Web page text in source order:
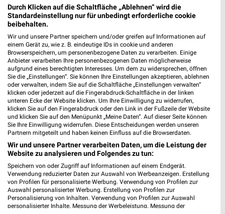
17 Prospekte
Lidl
0,9 km
Angebote ab 03.08.
Noch heute gültig
Lidl
0,9 km
Angebote ab 10.08.
Gültig ab Mo. 10.08.
Durch Klicken auf die Schaltfläche „Ablehnen“ wird die
Standardeinstellung nur für unbedingt erforderliche cookie
beibehalten.
Wir und unsere Partner speichern und/oder greifen auf Informationen auf
einem Gerät zu, wie z. B. eindeutige IDs in cookie und anderen
Browserspeichern, um personenbezogene Daten zu verarbeiten. Einige
Anbieter verarbeiten Ihre personenbezogenen Daten möglicherweise
aufgrund eines berechtigten Interesses. Um dem zu widersprechen, öffnen
Sie die „Einstellungen“. Sie können Ihre Einstellungen akzeptieren, ablehnen
oder verwalten, indem Sie auf die Schaltfläche „Einstellungen verwalten“
klicken oder jederzeit auf die Fingerabdruck-Schaltfläche in der linken
unteren Ecke der Website klicken. Um Ihre Einwilligung zu widerrufen,
klicken Sie auf den Fingerabdruck oder den Link in der Fußzeile der Website
und klicken Sie auf den Menüpunkt „Meine Daten“. Auf dieser Seite können
Sie Ihre Einwilligung widerrufen. Diese Entscheidungen werden unseren
Partnern mitgeteilt und haben keinen Einfluss auf die Browserdaten.
Wir und unsere Partner verarbeiten Daten, um die Leistung der
Website zu analysieren und Folgendes zu tun:
Speichern von oder Zugriff auf Informationen auf einem Endgerät.
Verwendung reduzierter Daten zur Auswahl von Werbeanzeigen. Erstellung
von Profilen für personalisierte Werbung. Verwendung von Profilen zur
Auswahl personalisierter Werbung. Erstellung von Profilen zur
Personalisierung von Inhalten. Verwendung von Profilen zur Auswahl
personalisierter Inhalte. Messung der Werbeleistung. Messung der